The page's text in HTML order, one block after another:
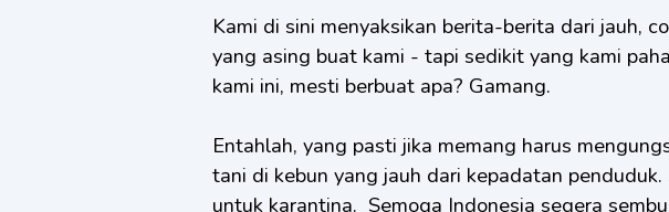
Kami di sini menyaksikan berita-berita dari jauh,
yang asing buat kami - tapi sedikit yang kami
kami ini, mesti berbuat apa? Gamang.
Entahlah, yang pasti jika memang harus
tani di kebun yang jauh dari kepadatan
untuk karantina. Semoga Indonesia segera